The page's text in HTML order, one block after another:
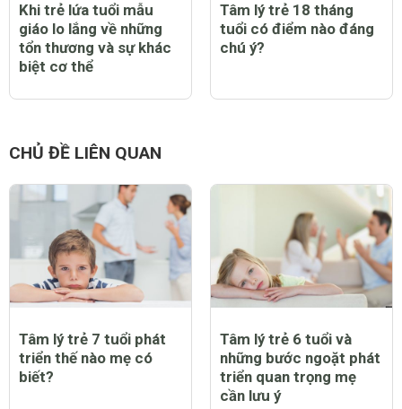
Khi trẻ lứa tuổi mẫu
giáo lo lắng về những
tổn thương và sự khác
biệt cơ thể
Tâm lý trẻ 18 tháng
tuổi có điểm nào đáng
chú ý?
CHỦ ĐỀ LIÊN QUAN
Tâm lý trẻ 7 tuổi phát
triển thế nào mẹ có
biết?
Tâm lý trẻ 6 tuổi và
những bước ngoặt phát
triển quan trọng mẹ
cần lưu ý